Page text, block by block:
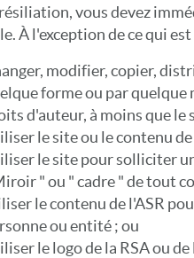
vous devez
À l'exception de ce qui
modifier, copier,
forme ou par quelque
d'auteur, à moins que le
le site ou le contenu
le site pour solliciter
" ou " cadre " de tout
le contenu de l'ASR
ou entité ; ou
le logo de la RSA ou